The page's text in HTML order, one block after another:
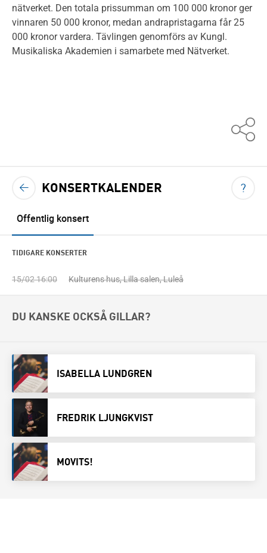
nätverket. Den totala prissumman om 100 000 kronor ger
vinnaren 50 000 kronor, medan andrapristagarna får 25
000 kronor vardera. Tävlingen genomförs av Kungl.
Musikaliska Akademien i samarbete med Nätverket.
<TILLBAKA TILL KONSERTKALENDERN ?
KONSERTKALENDER
Offentlig konsert
TIDIGARE KONSERTER
15/02 16:00 Kulturens hus, Lilla salen, Luleå
DU KANSKE OCKSÅ GILLAR?
ISABELLA LUNDGREN
FREDRIK LJUNGKVIST
MOVITS!